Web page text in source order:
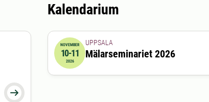

Kalendarium
2026-11-10 09:00:00till2026-11-11 16:00:00
NOVEMBER
10-11
2026
UPPSALA
Mälarseminariet 2026